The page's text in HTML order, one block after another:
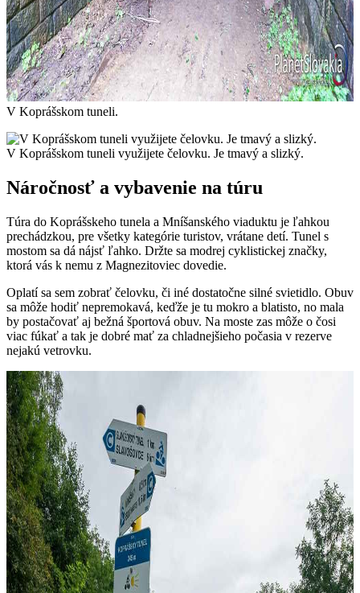
V Koprášskom tuneli.
V Koprášskom tuneli využijete čelovku. Je tmavý a slizký.
Náročnosť a vybavenie na túru
Túra do Koprášskeho tunela a Mníšanského viaduktu je ľahkou
prechádzkou, pre všetky kategórie turistov, vrátane detí. Tunel s
mostom sa dá nájsť ľahko. Držte sa modrej cyklistickej značky,
ktorá vás k nemu z Magnezitoviec dovedie.
Oplatí sa sem zobrať čelovku, či iné dostatočne silné svietidlo. Obuv
sa môže hodiť nepremokavá, keďže je tu mokro a blatisto, no mala
by postačovať aj bežná športová obuv. Na moste zas môže o čosi
viac fúkať a tak je dobré mať za chladnejšieho počasia v rezerve
nejakú vetrovku.